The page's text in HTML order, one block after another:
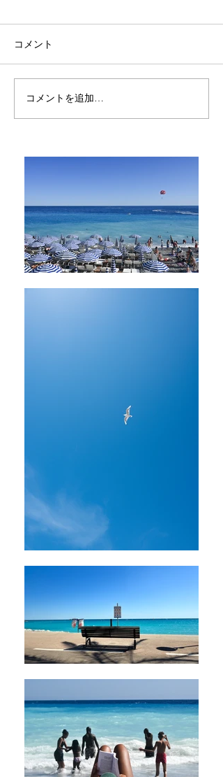
Self-aromatherapy講座ご
感想♡好きな香りは今の
コメント
コメントを追加…